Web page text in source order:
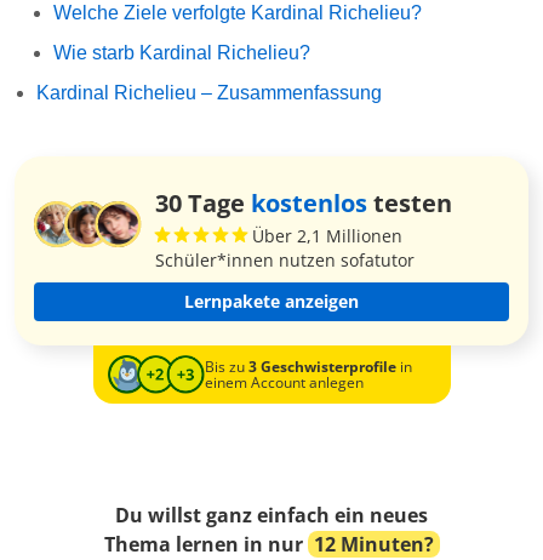
Welche Ziele verfolgte Kardinal Richelieu?
Wie starb Kardinal Richelieu?
Kardinal Richelieu – Zusammenfassung
30 Tage kostenlostesten
Über 2,1 Millionen
Schüler*innen nutzen sofatutor
Lernpakete anzeigen
Bis zu3 Geschwisterprofilein
einem Account anlegen
Du willst ganz einfach ein neues
Thema lernen in nur 12 Minuten?